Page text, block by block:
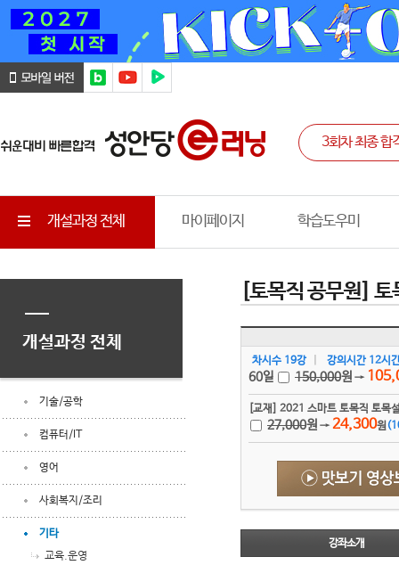
개설과정 전체 마이페이지 학습도우미
개설과정 전체
기술/공학
컴퓨터/IT
영어
사회복지/조리
기타
교육.운영
[토목직 공무원]
차시수 19강 강의시간 12시
60일 150,000원 →
[교재] 2021 스마트 토목직 토목
27,000원 → 24,300원(
강좌소개